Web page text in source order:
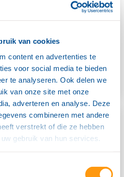
van cookies
content en advertenties te
voor social media te bieden
te analyseren. Ook delen we
van onze site met onze
adverteren en analyse. Deze
combineren met andere
verstrekt of die ze hebben
gebruik van hun services.
waar wij op kunnen